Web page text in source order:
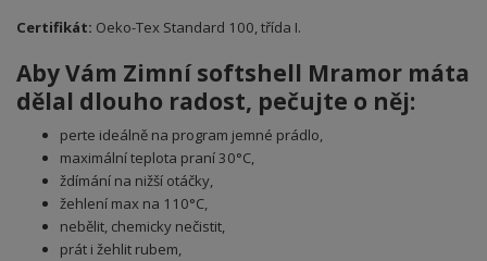
Certifikát: Oeko-Tex Standard 100, třída I.
Aby Vám Zimní softshell Mramor máta
dělal dlouho radost, pečujte o něj:
perte ideálně na program jemné prádlo,
maximální teplota praní 30°C,
ždímání na nižší otáčky,
žehlení max na 110°C,
nebělit, chemicky nečistit,
prát i žehlit rubem,